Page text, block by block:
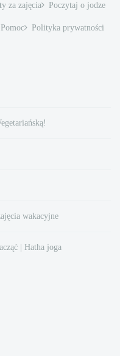
za zajęcia Poczytaj o jodze
Pomoc Polityka prywatności
wakacyjne
| Hatha joga